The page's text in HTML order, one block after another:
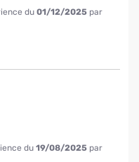
du 01/12/2025 par
du 19/08/2025 par